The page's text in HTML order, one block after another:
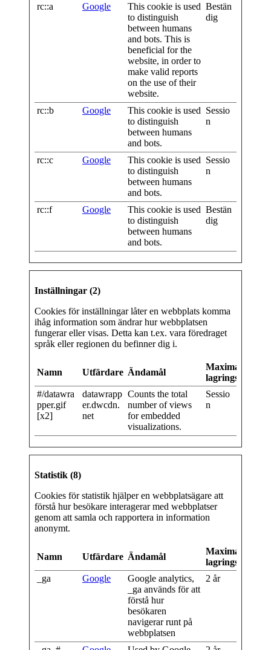
rc::a Google
This cookie is used
to distinguish
between humans
and bots. This is
beneficial for the
website, in order to
make valid reports
on the use of their
website.
Bestän
dig
rc::b Google
This cookie is used
to distinguish
between humans
and bots.
Sessio
n
rc::c Google
This cookie is used
to distinguish
between humans
and bots.
Sessio
n
rc::f Google
This cookie is used
to distinguish
between humans
and bots.
Bestän
dig
Inställningar (2)
Cookies för inställningar låter en webbplats komma
ihåg information som ändrar hur webbplatsen
fungerar eller visas. Detta kan t.ex. vara föredraget
språk eller regionen du befinner dig i.
Namn Utfärdare Ändamål
Maximal
lagringstid
#/datawra
pper.gif
[x2]
datawrapp
er.dwcdn.
net
Counts the total
number of views
for embedded
visualizations.
Sessio
n
Statistik (8)
Cookies för statistik hjälper en webbplatsägare att
förstå hur besökare interagerar med webbplatser
genom att samla och rapportera in information
anonymt.
Namn Utfärdare Ändamål
Maximal
lagringstid
_ga
Google
Google analytics,
_ga används för att
förstå hur
besökaren
navigerar runt på
webbplatsen
2 år